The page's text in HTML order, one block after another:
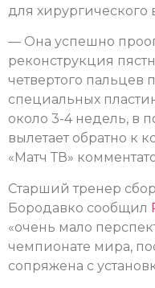
для хирургического
— Она успешно
реконструкция
четвертого
специальных
около 3-4 недель, в
вылетает обратно к
«Матч ТВ»
Старший тренер
Бородавко сообщил
«очень мало
чемпионате мира,
сопряжена с